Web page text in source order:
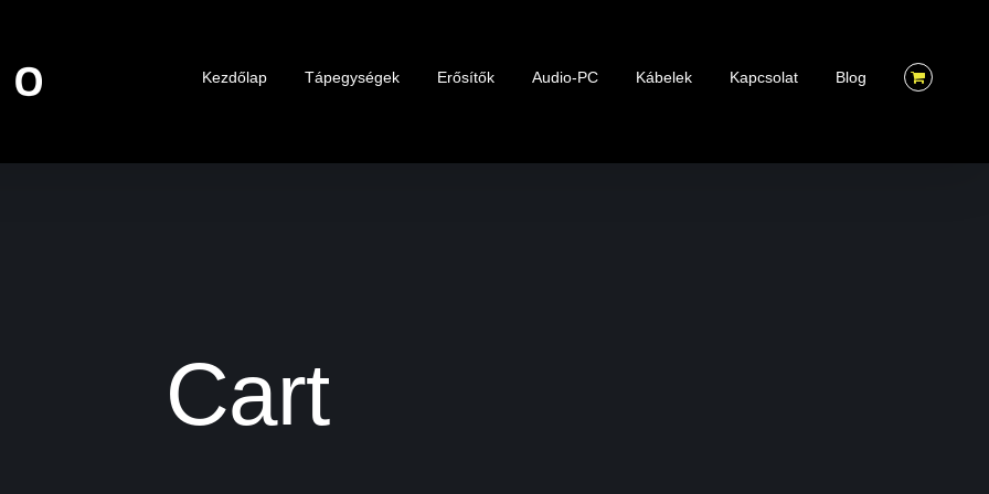
Kezdőlap Tápegységek Erősítők Audio-PC Kábelek Kapcsolat Blog
Cart